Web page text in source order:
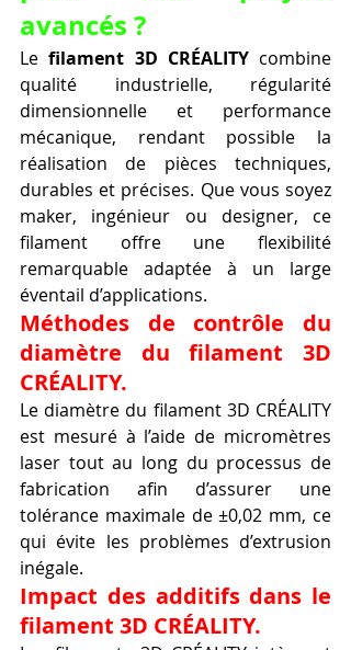
avancés ?
Le filament 3D CRÉALITY combine
qualité industrielle, régularité
dimensionnelle et performance
mécanique, rendant possible la
réalisation de pièces techniques,
durables et précises. Que vous soyez
maker, ingénieur ou designer, ce
filament offre une flexibilité
remarquable adaptée à un large
éventail d’applications.
Méthodes de contrôle du
diamètre du filament 3D
CRÉALITY.
Le diamètre du filament 3D CRÉALITY
est mesuré à l’aide de micromètres
laser tout au long du processus de
fabrication afin d’assurer une
tolérance maximale de ±0,02 mm, ce
qui évite les problèmes d’extrusion
inégale.
Impact des additifs dans le
filament 3D CRÉALITY.